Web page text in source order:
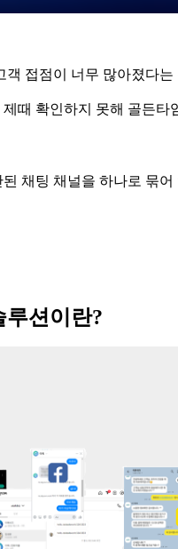
접점이 너무 많아졌다는
때 확인하지 못해 골든타
채팅 채널을 하나로 묶
루션이란?